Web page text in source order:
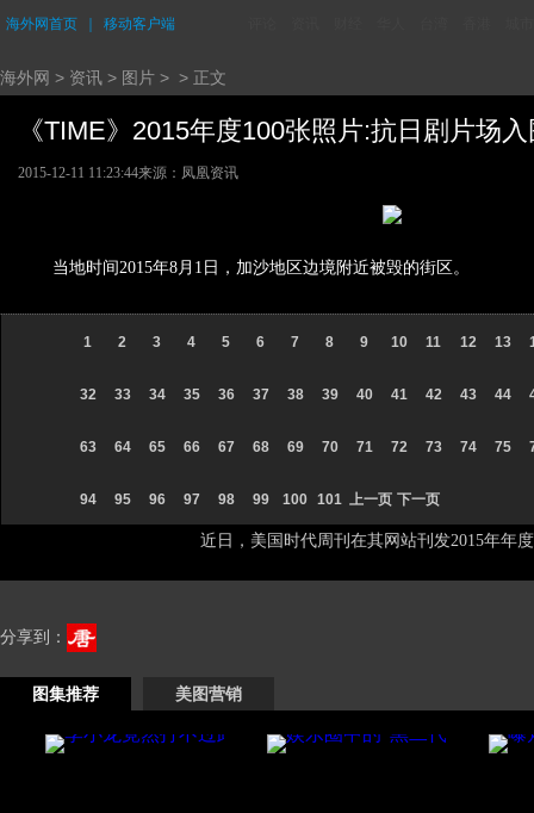
海外网首页 移动客户端
海外网 > 资讯 > 图片 > > 正文
《TIME》2015年度100张照片:抗日剧片场
2015-12-11 11:23:44来源：凤凰资讯
当地时间2015年8月1日，加沙地区边境附近被毁的街区。
1 2 3 4 5 6 7 8 9 10 11 12 13
32 33 34 35 36 37 38 39 40 41 42 43 44
63 64 65 66 67 68 69 70 71 72 73 74 75
94 95 96 97 98 99 100 101 上一页 下一页
近日，美国时代周刊在其网站刊发2015年年度
分享到：
图集推荐 美图营销